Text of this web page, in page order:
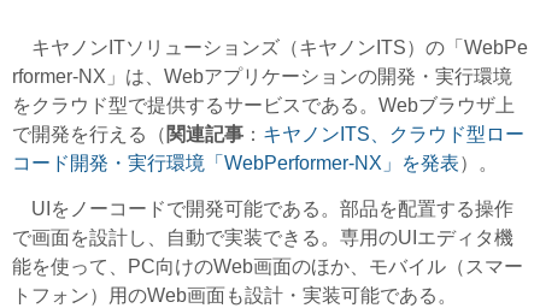
キヤノンITソリューションズ（キヤノンITS）の「WebPe
rformer-NX」は、Webアプリケーションの開発・実行環境
をクラウド型で提供するサービスである。Webブラウザ上
で開発を行える（ 関連記事 ： キヤノンITS、クラウド型ロー
コード開発・実行環境「WebPerformer-NX」を発表）。
UIをノーコードで開発可能である。部品を配置する操作
で画面を設計し、自動で実装できる。専用のUIエディタ機
能を使って、PC向けのWeb画面のほか、モバイル（スマー
トフォン）用のWeb画面も設計・実装可能である。